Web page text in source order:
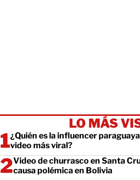
LO MÁS
¿Quién es la influencer
video más viral?
Video de churrasco en Santa
causa polémica en Bolivia